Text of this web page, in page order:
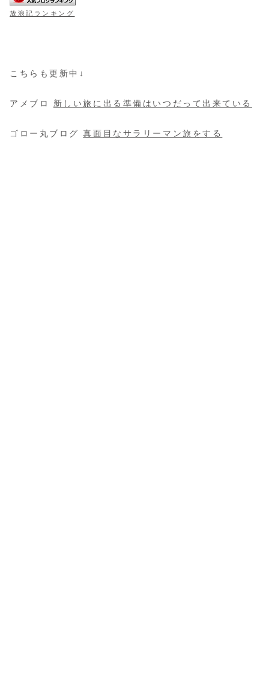
放浪記ランキング
こちらも更新中↓
アメブロ 新しい旅に出る準備はいつだって出来ている
ゴロー丸ブログ真面目なサラリーマン旅をする